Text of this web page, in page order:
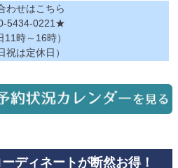
わせはこちら
5434-0221★
11時～16時）
祝は定休日）
ディネートが断然お得！